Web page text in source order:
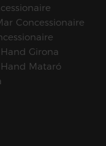
Concessionaire
Girona
Mataró